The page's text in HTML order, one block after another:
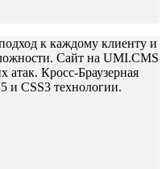
к каждому клиенту и
Сайт на UMI.CMS
атак. Кросс-Браузерная
CSS3 технологии.